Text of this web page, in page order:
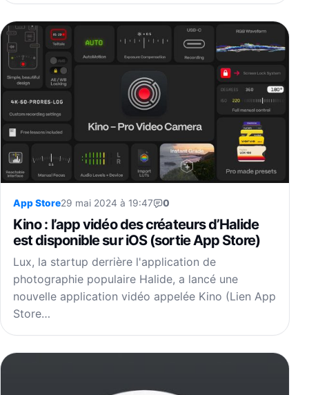
App Store29 mai 2024 à 19:47 0
Kino : l’app vidéo des créateurs d’Halide
est disponible sur iOS (sortie App Store)
Lux, la startup derrière l'application de
photographie populaire Halide, a lancé une
nouvelle application vidéo appelée Kino (Lien App
Store…